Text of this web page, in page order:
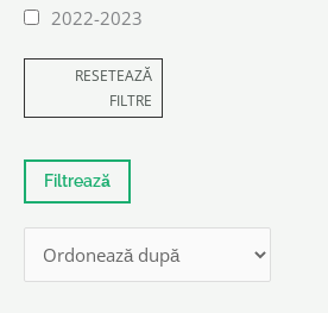
2022-2023
RESETEAZĂ
FILTRE